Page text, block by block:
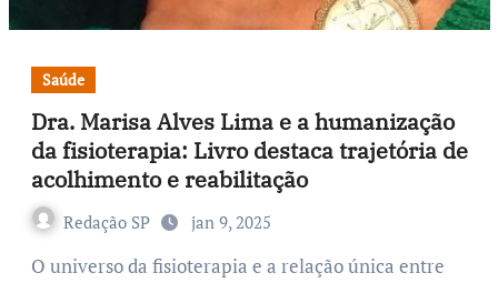
Saúde
Dra. Marisa Alves Lima e a humanização
da fisioterapia: Livro destaca trajetória de
acolhimento e reabilitação
Redação SP jan 9, 2025
O universo da fisioterapia e a relação única entre